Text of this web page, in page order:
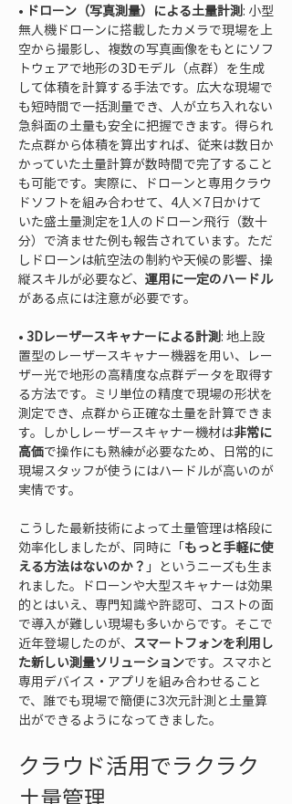
• ドローン（写真測量）による土量計測: 小型
無人機ドローンに搭載したカメラで現場を上
空から撮影し、複数の写真画像をもとにソフ
トウェアで地形の3Dモデル（点群）を生成
して体積を計算する手法です。広大な現場で
も短時間で一括測量でき、人が立ち入れない
急斜面の土量も安全に把握できます。得られ
た点群から体積を算出すれば、従来は数日か
かっていた土量計算が数時間で完了すること
も可能です。実際に、ドローンと専用クラウ
ドソフトを組み合わせて、4人×7日かけて
いた盛土量測定を1人のドローン飛行（数十
分）で済ませた例も報告されています。ただ
しドローンは航空法の制約や天候の影響、操
縦スキルが必要など、 運用に一定のハードル
• 3Dレーザースキャナーによる計測: 地上設
置型のレーザースキャナー機器を用い、レー
ザー光で地形の高精度な点群データを取得す
る方法です。ミリ単位の精度で現場の形状を
測定でき、点群から正確な土量を計算できま
す。しかしレーザースキャナー機材は非常に
高価で操作にも熟練が必要なため、日常的に
現場スタッフが使うにはハードルが高いのが
実情です。
こうした最新技術によって土量管理は格段に
効率化しましたが、同時に「もっと手軽に使
える方法はないのか？ 」というニーズも生ま
れました。ドローンや大型スキャナーは効果
的とはいえ、専門知識や許認可、コストの面
で導入が難しい現場も多いからです。そこで
近年登場したのが、 スマートフォンを利用し
た新しい測量ソリューションです。スマホと
専用デバイス・アプリを組み合わせること
で、誰でも現場で簡便に3次元計測と土量算
出ができるようになってきました。
クラウド活用でラクラク